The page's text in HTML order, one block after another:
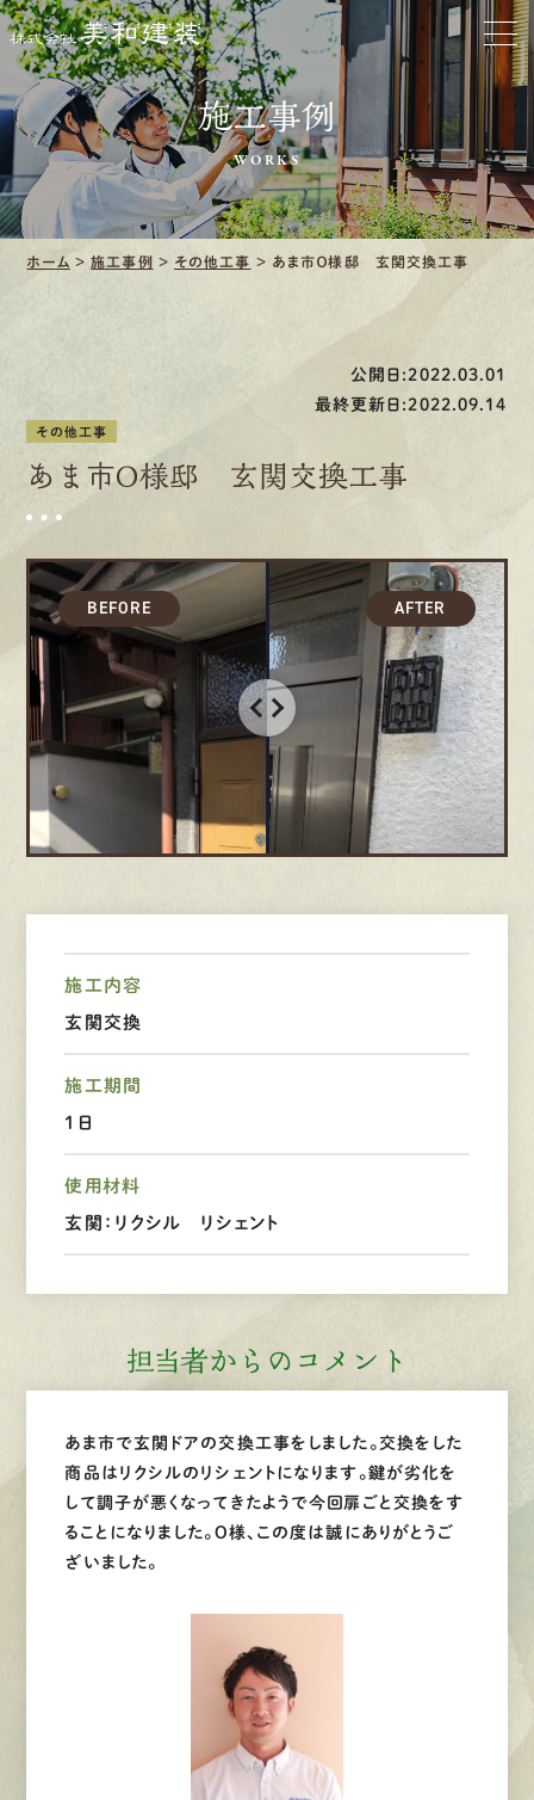
ホーム
お家をきれいに
会社をきれいに
クリーニング
施工事例
募集要項
先輩インタビュー
エントリー
有 資格 が、無 料建物 診 いたします!!
0120-44-2605
営業時間 8:00−18:00 ｜
Webお問い合わせ
施工事例
WORKS
ホーム >施工事例 > その他工事 > あま市Ｏ様邸 玄関交換工事
公開日:2022.03.01
最終更新日:2022.09.14
その他工事
あま市Ｏ様邸 玄関交換工事
施工内容
玄関交換
施工期間
1日
使用材料
玄関：リクシル リシェント
担当者からのコメント
あま市で玄関ドアの交換工事をしました。交換をした
商品はリクシルのリシェントになります。鍵が劣化を
して調子が悪くなってきたようで今回扉ごと交換をす
ることになりました。O様、この度は誠にありがとうご
ざいました。